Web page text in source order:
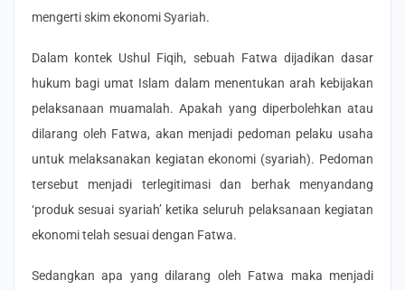
mengerti skim ekonomi Syariah.
Dalam kontek Ushul Fiqih, sebuah Fatwa dijadikan dasar
hukum bagi umat Islam dalam menentukan arah kebijakan
pelaksanaan muamalah. Apakah yang diperbolehkan atau
dilarang oleh Fatwa, akan menjadi pedoman pelaku usaha
untuk melaksanakan kegiatan ekonomi (syariah). Pedoman
tersebut menjadi terlegitimasi dan berhak menyandang
‘produk sesuai syariah’ ketika seluruh pelaksanaan kegiatan
ekonomi telah sesuai dengan Fatwa.
Sedangkan apa yang dilarang oleh Fatwa maka menjadi